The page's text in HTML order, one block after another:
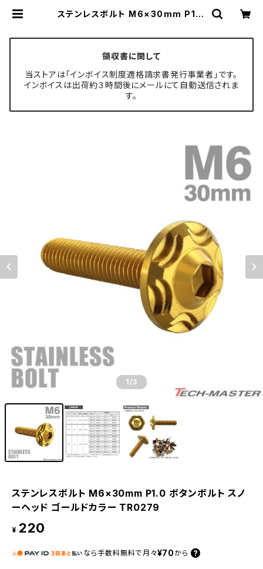
ステンレスボルト M6×30mm P1.0
R ボルト専門店
領収書に関して
当ストアは「インボイス制度適格請求書発行事業者」です。
インボイスは出荷約３時間後にメールにて自動送信されま
す。
1 /3
ステンレスボルト M6×30mm P1.0 ボタンボルト スノ
ーヘッド ゴールドカラー TR0279
¥ 220
なら 手数料無料で 月々¥70 から